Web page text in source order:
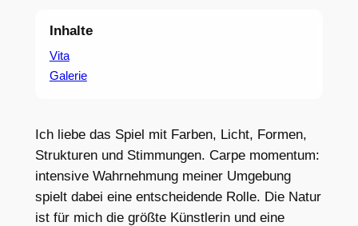
Inhalte
Vita
Galerie
Ich liebe das Spiel mit Farben, Licht, Formen,
Strukturen und Stimmungen. Carpe momentum:
intensive Wahrnehmung meiner Umgebung
spielt dabei eine entscheidende Rolle. Die Natur
ist für mich die größte Künstlerin und eine